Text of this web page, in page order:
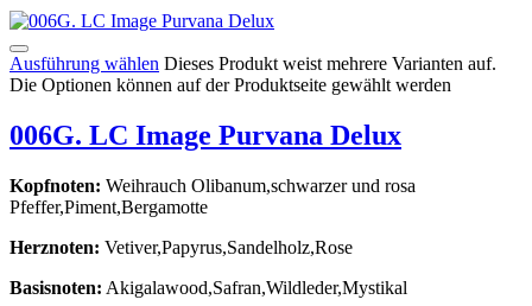
Ausführung wählen Dieses Produkt weist mehrere Varianten auf.
Die Optionen können auf der Produktseite gewählt werden
006G. LC Image Purvana Delux
Kopfnoten: Weihrauch Olibanum,schwarzer und rosa
Pfeffer,Piment,Bergamotte
Herznoten: Vetiver,Papyrus,Sandelholz,Rose
Basisnoten: Akigalawood,Safran,Wildleder,Mystikal